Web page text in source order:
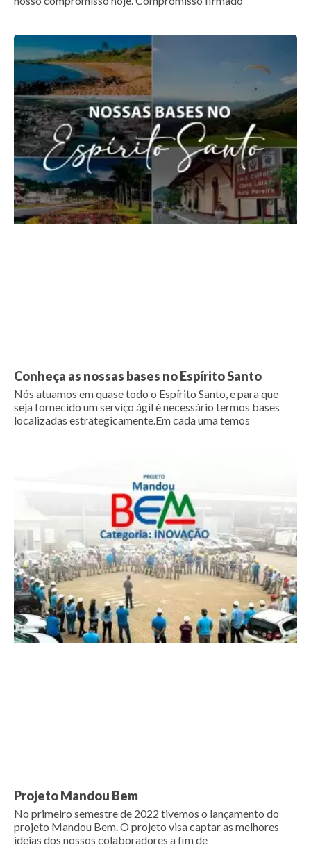
Conheça as nossas bases no Espírito Santo
Nós atuamos em quase todo o Espírito Santo, e para que
seja fornecido um serviço ágil é necessário termos bases
localizadas estrategicamente.Em cada uma temos
Projeto Mandou Bem
No primeiro semestre de 2022 tivemos o lançamento do
projeto Mandou Bem. O projeto visa captar as melhores
ideias dos nossos colaboradores a fim de